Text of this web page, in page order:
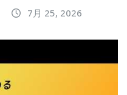
7月 25, 2026